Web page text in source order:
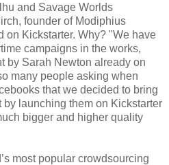
and Savage Worlds
founder of Modiphius
on Kickstarter. Why? "We have
campaigns in the works,
by Sarah Newton already on
many people asking when
that we decided to bring
launching them on Kickstarter
bigger and higher quality
most popular crowdsourcing